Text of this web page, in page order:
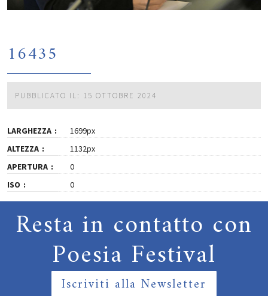
16435
PUBBLICATO IL: 15 OTTOBRE 2024
LARGHEZZA
1699px
ALTEZZA
1132px
APERTURA
0
ISO
0
Resta in contatto con
Poesia Festival
Iscriviti alla Newsletter